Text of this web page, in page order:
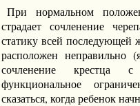
При нормальном
страдает сочленение
статику всей последующей
расположен неправильно
сочленение крестца
функциональное
сказаться, когда ребенок